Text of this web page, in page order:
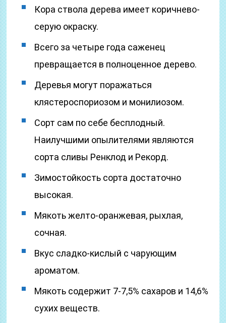
Кора ствола дерева имеет коричнево-
серую окраску.
Всего за четыре года саженец
превращается в полноценное дерево.
Деревья могут поражаться
клястероспориозом и монилиозом.
Сорт сам по себе бесплодный.
Наилучшими опылителями являются
сорта сливы Ренклод и Рекорд.
Зимостойкость сорта достаточно
высокая.
Мякоть желто-оранжевая, рыхлая,
сочная.
Вкус сладко-кислый с чарующим
ароматом.
Мякоть содержит 7-7,5% сахаров и 14,6%
сухих веществ.